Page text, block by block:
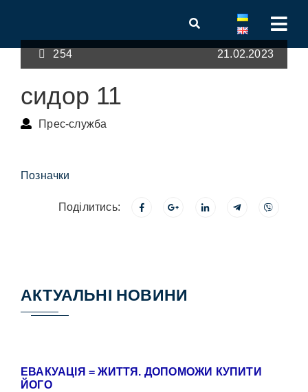
254 21.02.2023
сидор 11
Прес-служба
Позначки
Поділитись:
АКТУАЛЬНІ НОВИНИ
ЕВАКУАЦІЯ = ЖИТТЯ. ДОПОМОЖИ КУПИТИ
ЙОГО